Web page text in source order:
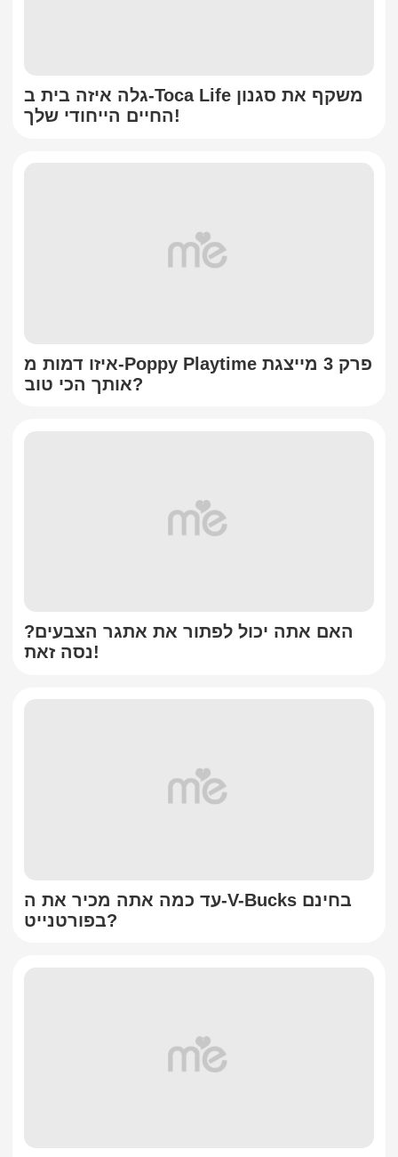
גלה איזה בית ב-Toca Life משקף את סגנון
החיים הייחודי שלך!
איזו דמות מ-Poppy Playtime פרק 3 מייצגת
אותך הכי טוב?
האם אתה יכול לפתור את אתגר הצבעים?
נסה זאת!
עד כמה אתה מכיר את ה-V-Bucks בחינם
בפורטנייט?